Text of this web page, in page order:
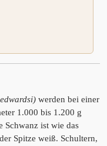
werden bei einer
1.000 bis 1.200 g
Schwanz ist wie das
Spitze weiß. Schultern,